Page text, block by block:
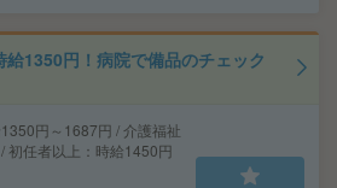
給1350円！病院で備品のチェック
円～1687円 / 介護福祉
初任者以上：時給1450円